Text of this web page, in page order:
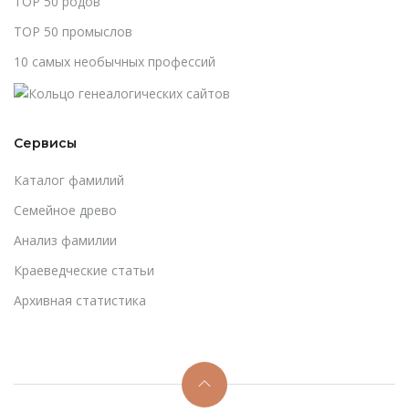
TOP 50 промыслов
10 самых необычных профессий
Сервисы
Каталог фамилий
Cемейное древо
Анализ фамилии
Краеведческие статьи
Архивная статистика